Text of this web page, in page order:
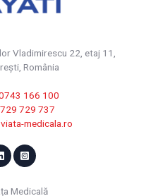
Vladimirescu 22, etaj 11,
România
166 100
729 737
medicala.ro
Medicală